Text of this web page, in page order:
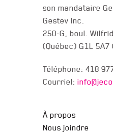
son mandataire
Gestev Inc.
250-G, boul.
(Québec) G1L 5A7
Téléphone: 418
Courriel:
À propos
Nous joindre